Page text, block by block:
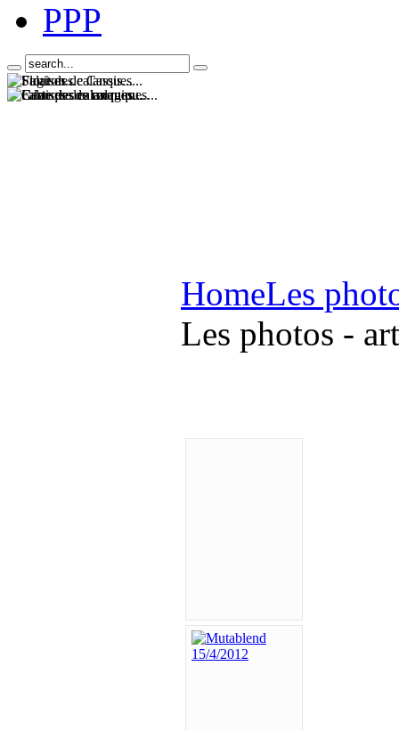
PPP
HomeLes
Les photos -